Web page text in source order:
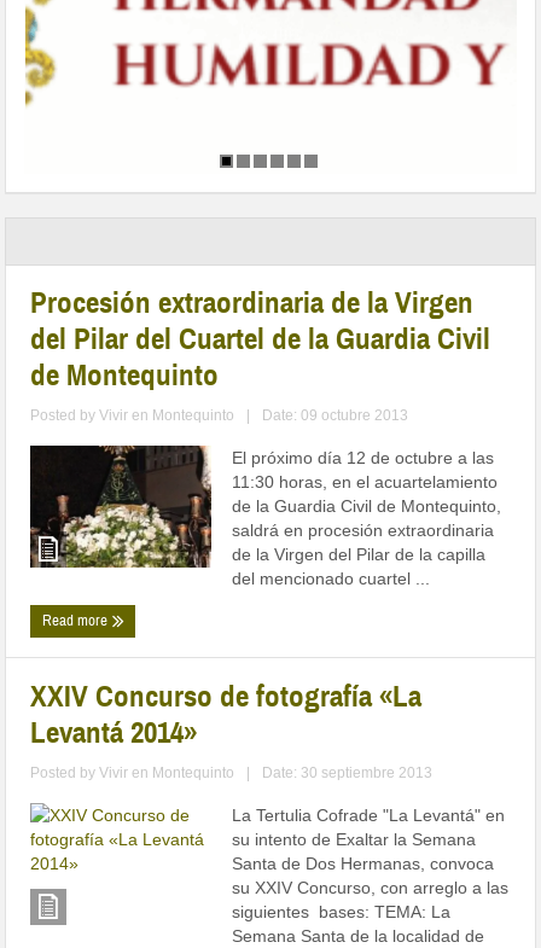
Procesión extraordinaria de la Virgen
del Pilar del Cuartel de la Guardia Civil
de Montequinto
Posted byVivir en Montequinto Date: 09 octubre 2013
El próximo día 12 de octubre a las
11:30 horas, en el acuartelamiento
de la Guardia Civil de Montequinto,
saldrá en procesión extraordinaria
de la Virgen del Pilar de la capilla
del mencionado cuartel ...
Read more
XXIV Concurso de fotografía «La
Levantá 2014»
Posted byVivir en Montequinto Date: 30 septiembre 2013
La Tertulia Cofrade "La Levantá" en
su intento de Exaltar la Semana
Santa de Dos Hermanas, convoca
su XXIV Concurso, con arreglo a las
siguientes bases: TEMA: La
Semana Santa de la localidad de